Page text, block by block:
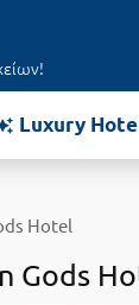
Luxury
Hotel
Gods